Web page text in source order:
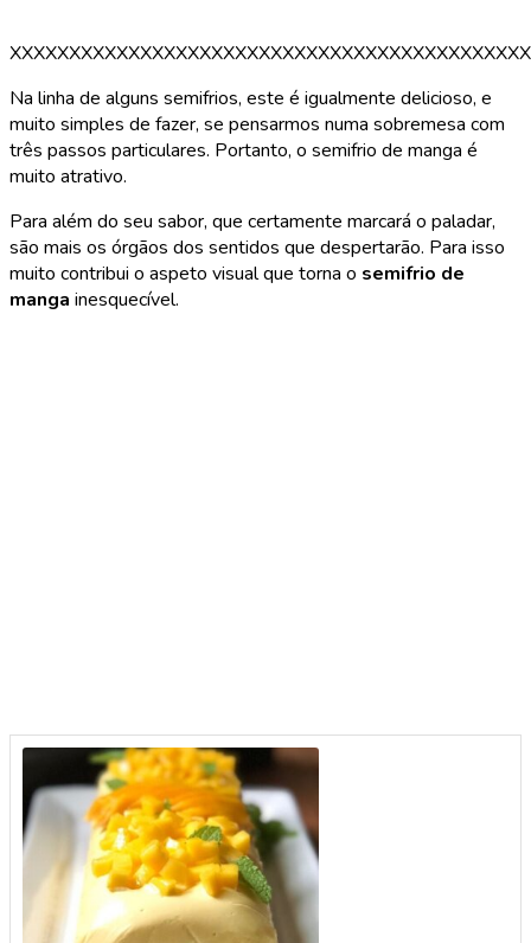
Na linha de alguns semifrios, este é igualmente delicioso, e
muito simples de fazer, se pensarmos numa sobremesa com
três passos particulares. Portanto, o semifrio de manga é
muito atrativo.
Para além do seu sabor, que certamente marcará o paladar,
são mais os órgãos dos sentidos que despertarão. Para isso
muito contribui o aspeto visual que torna o semifrio de
manga inesquecível.